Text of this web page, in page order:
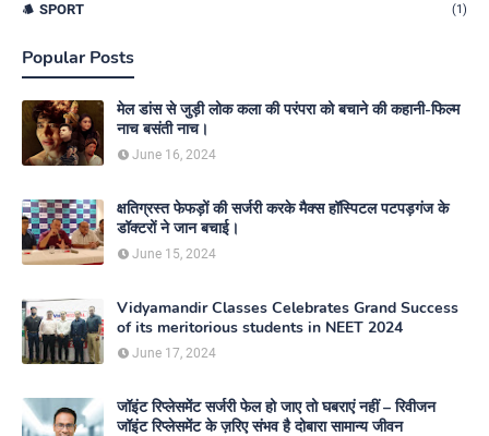
SPORT (1)
Popular Posts
मेल डांस से जुड़ी लोक कला की परंपरा को बचाने की कहानी-फिल्म
नाच बसंती नाच।
June 16, 2024
क्षतिग्रस्त फेफड़ों की सर्जरी करके मैक्स हॉस्पिटल पटपड़गंज के
डॉक्टरों ने जान बचाई।
June 15, 2024
Vidyamandir Classes Celebrates Grand Success
of its meritorious students in NEET 2024
June 17, 2024
जॉइंट रिप्लेसमेंट सर्जरी फेल हो जाए तो घबराएं नहीं – रिवीजन
जॉइंट रिप्लेसमेंट के ज़रिए संभव है दोबारा सामान्य जीवन